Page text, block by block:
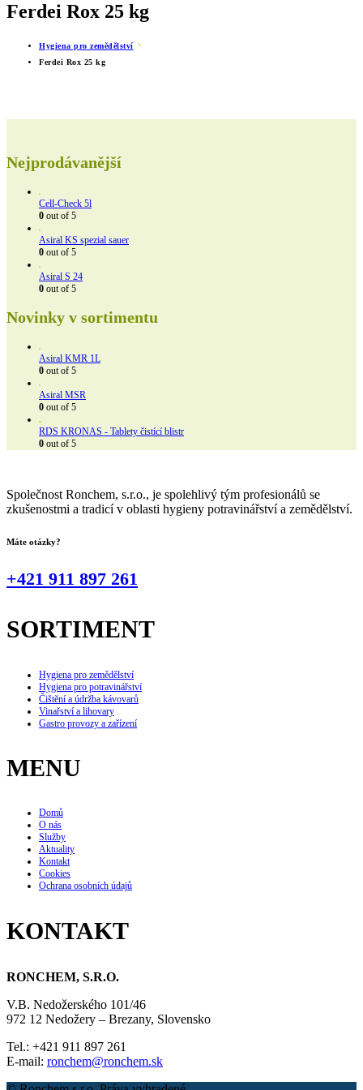
Ferdei Rox 25 kg
Hygiena pro zemědělství
Ferdei Rox 25 kg
Nejprodávanější
Cell-Check 5l
0 out of 5
Asiral KS spezial sauer
0 out of 5
Asiral S 24
0 out of 5
Novinky v sortimentu
Asiral KMR 1L
0 out of 5
Asiral MSR
0 out of 5
RDS KRONAS - Tablety čistící blistr
0 out of 5
Společnost Ronchem, s.r.o., je spolehlivý tým profesionálů se
zkušenostmi a tradicí v oblasti hygieny potravinářství a zemědělství.
Máte otázky?
+421 911 897 261
SORTIMENT
Hygiena pro zemědělství
Hygiena pro potravinářství
Čištění a údržba kávovarů
Vinařství a lihovary
Gastro provozy a zařízení
MENU
Domů
O nás
Služby
Aktuality
Kontakt
Cookies
Ochrana osobních údajů
KONTAKT
RONCHEM, S.R.O.
V.B. Nedožerského 101/46
972 12 Nedožery – Brezany, Slovensko
Tel.: +421 911 897 261
E-mail: ronchem@ronchem.sk